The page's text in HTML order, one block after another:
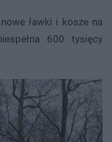
ławki i kosze na
600 tysięcy